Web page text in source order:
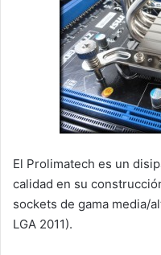
El Prolimatech es un
calidad en su
sockets de gama media/
LGA 2011).